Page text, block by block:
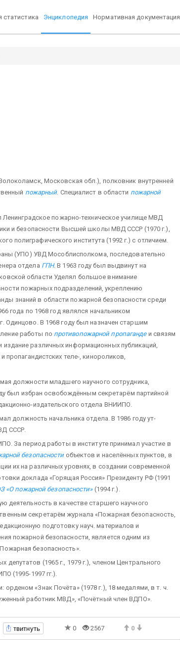
Энциклопедия Нормативная документация
Московская обл.), полковник внутренней
пожарный. Специалист в области пожарной
Ленинградское пожарно-техническое училище МВД
и безопасности Высшей школы МВД СССР (1970 г.),
полиграфического института (1992 г.) с отличием.
(УПО) УВД Мособлисполкома, последовательно
отдела ГПН. В 1963 году был выдвинут на
области Уделял большое внимание
пожарных подразделений, укреплению
знаний в области пожарной безо­пасности среди
года по 1968 год являлся начальником
Одинцово. В 1968 году был назначен старшим
работы по противопожарной пропагандеи связям
различных информационных публикаций,
теле-, кинороликов,
должности младшего научного сотрудника,
был избран освобождённым секретарём партийной
издательского отдела ВНИИПО.
должность начальника отдела. В 1986 году ут­
СССР.
За период работы в институте принимал участие в
безопасностиобъектов и населённых пунктов, в
их на различных уровнях, в создании совре­менной
доклада «Горящая Россия» Президенту РФ (1991
«О пожарной безопасности»(1994 г.).
деятельность в качестве старшего научного
секретарём журнала «Пожарная безо­пасность,
подготовку науч. материалов и
пожарной безопасности, является одним из
безопасность».
(1965 г., 1979 г.), членом Центрального
(1995-1997 гг.).
«Знак Почёта» (1978 г.), 18 медалями, в т. ч.
работник МВД», «Почётный член ВДПО».
твитнуть 0 2567 0